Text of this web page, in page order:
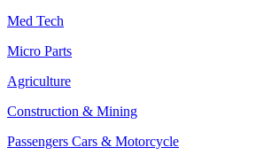
Med Tech
Micro Parts
Agriculture
Construction & Mining
Passengers Cars & Motorcycle